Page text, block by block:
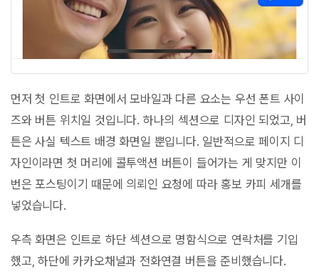
먼저 첫 인트로 화면에서 모바일과 다른 요소는 우선 폰트 사이
즈와 버튼 위치일 것입니다. 하나의 섹션으로 디자인 되었고, 버
튼은 사실 텍스트 배경 화면일 뿐입니다. 일반적으로 페이지 디
자인이라면 첫 머리에 콜투액션 버튼이 들어가는 게 맞지만 이
번은 포스팅이기 때문에 의뢰인 요청에 따라 홍보 카피 세개를
넣었습니다.
우측 화면은 인트로 하단 섹션으로 명함식으로 연락처를 기입
했고, 하단에 카카오채널과 전화연결 버튼을 준비했습니다.